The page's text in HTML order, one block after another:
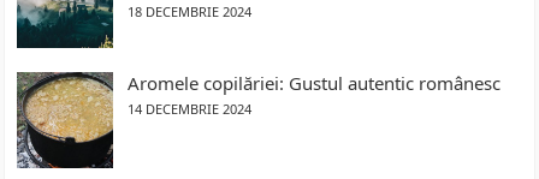
18 DECEMBRIE 2024
Aromele copilăriei: Gustul autentic românesc
14 DECEMBRIE 2024